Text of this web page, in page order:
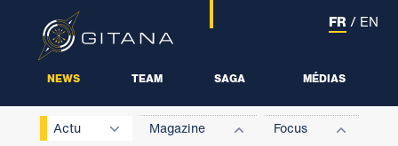
NEWS TEAM SAGA MÉDIAS
FR / EN
Actu Magazine Focus